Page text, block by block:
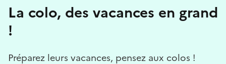
La colo, des vacances en grand
!
Préparez leurs vacances, pensez aux colos !